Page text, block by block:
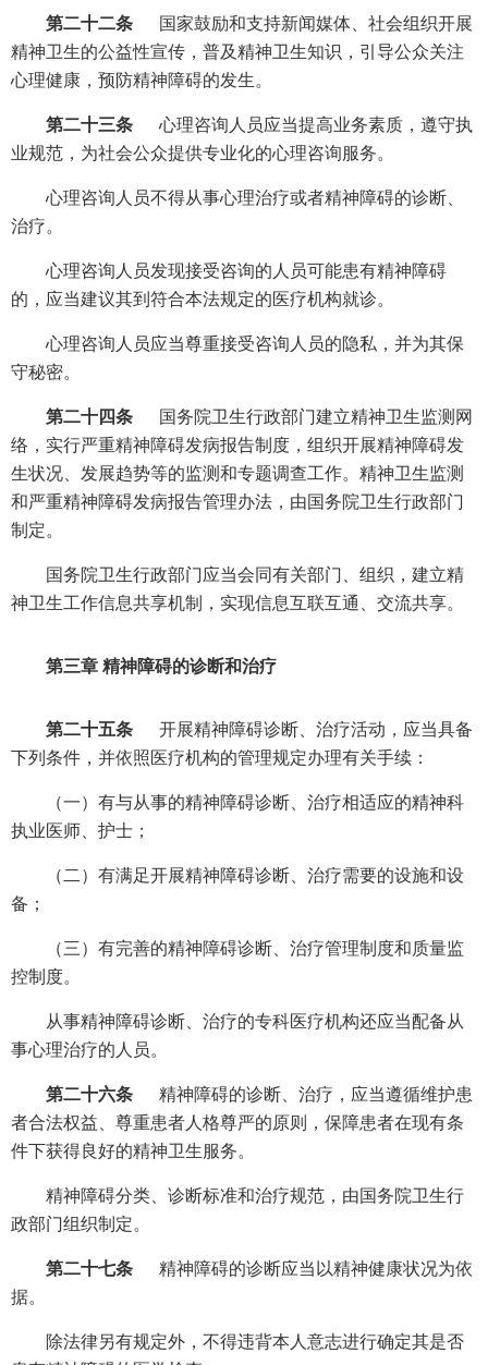
第二十二条
国家鼓励和支持新闻媒体、社会组织开展
精神卫生的公益性宣传，普及精神卫生知识，引导公众关注
心理健康，预防精神障碍的发生。
第二十三条
心理咨询人员应当提高业务素质，遵守执
业规范，为社会公众提供专业化的心理咨询服务。
心理咨询人员不得从事心理治疗或者精神障碍的诊断、
治疗。
心理咨询人员发现接受咨询的人员可能患有精神障碍
的，应当建议其到符合本法规定的医疗机构就诊。
心理咨询人员应当尊重接受咨询人员的隐私，并为其保
守秘密。
第二十四条
国务院卫生行政部门建立精神卫生监测网
络，实行严重精神障碍发病报告制度，组织开展精神障碍发
生状况、发展趋势等的监测和专题调查工作。精神卫生监测
和严重精神障碍发病报告管理办法，由国务院卫生行政部门
制定。
国务院卫生行政部门应当会同有关部门、组织，建立精
神卫生工作信息共享机制，实现信息互联互通、交流共享。
第三章 精神障碍的诊断和治疗
第二十五条
开展精神障碍诊断、治疗活动，应当具备
下列条件，并依照医疗机构的管理规定办理有关手续：
（一）有与从事的精神障碍诊断、治疗相适应的精神科
执业医师、护士；
（二）有满足开展精神障碍诊断、治疗需要的设施和设
备；
（三）有完善的精神障碍诊断、治疗管理制度和质量监
控制度。
从事精神障碍诊断、治疗的专科医疗机构还应当配备从
事心理治疗的人员。
第二十六条
精神障碍的诊断、治疗，应当遵循维护患
者合法权益、尊重患者人格尊严的原则，保障患者在现有条
件下获得良好的精神卫生服务。
精神障碍分类、诊断标准和治疗规范，由国务院卫生行
政部门组织制定。
第二十七条
精神障碍的诊断应当以精神健康状况为依
据。
除法律另有规定外，不得违背本人意志进行确定其是否